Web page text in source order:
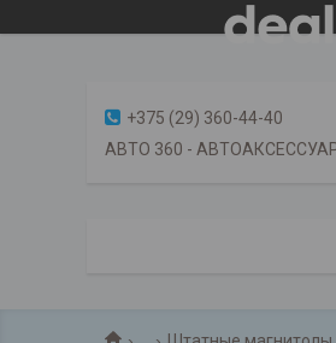
+375 (29) 360-44-40
АВТО 360 -